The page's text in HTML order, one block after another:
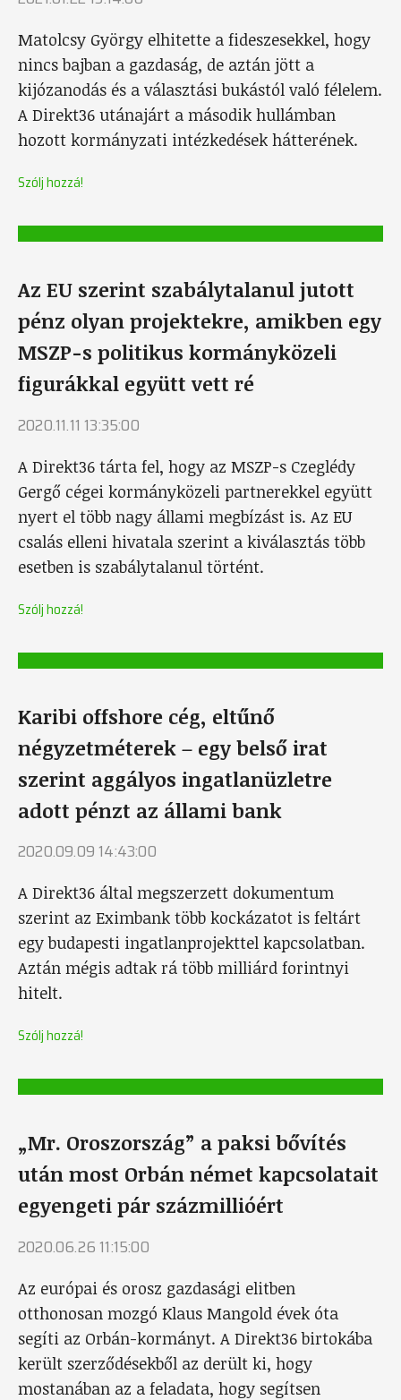
Matolcsy György elhitette a fideszesekkel, hogy
nincs bajban a gazdaság, de aztán jött a
kijózanodás és a választási bukástól való félelem.
A Direkt36 utánajárt a második hullámban
hozott kormányzati intézkedések hátterének.
Szólj hozzá!
Az EU szerint szabálytalanul jutott
pénz olyan projektekre, amikben egy
MSZP-s politikus kormányközeli
figurákkal együtt vett ré
2020.11.11 13:35:00
A Direkt36 tárta fel, hogy az MSZP-s Czeglédy
Gergő cégei kormányközeli partnerekkel együtt
nyert el több nagy állami megbízást is. Az EU
csalás elleni hivatala szerint a kiválasztás több
esetben is szabálytalanul történt.
Szólj hozzá!
Karibi offshore cég, eltűnő
négyzetméterek – egy belső irat
szerint aggályos ingatlanüzletre
adott pénzt az állami bank
2020.09.09 14:43:00
A Direkt36 által megszerzett dokumentum
szerint az Eximbank több kockázatot is feltárt
egy budapesti ingatlanprojekttel kapcsolatban.
Aztán mégis adtak rá több milliárd forintnyi
hitelt.
Szólj hozzá!
„Mr. Oroszország” a paksi bővítés
után most Orbán német kapcsolatait
egyengeti pár százmillióért
2020.06.26 11:15:00
Az európai és orosz gazdasági elitben
otthonosan mozgó Klaus Mangold évek óta
segíti az Orbán-kormányt. A Direkt36 birtokába
került szerződésekből az derült ki, hogy
mostanában az a feladata, hogy segítsen